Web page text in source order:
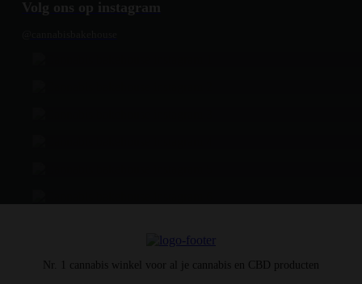
Nr. 1 cannabis winkel voor al je cannabis en CBD producten